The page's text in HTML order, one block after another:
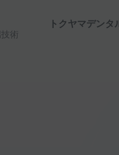
術
トクヤマデン